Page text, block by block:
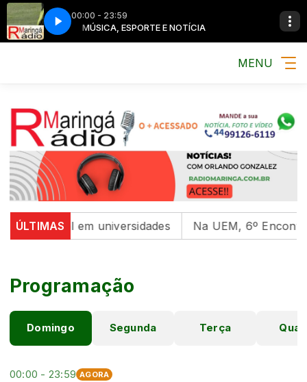
00:00 - 23:59
MÚSICA, ESPORTE E NOTÍCIA
MENU
ÚLTIMAS
mental em universidades Na UEM, 6º
Programação
Domingo Segunda Terça
00:00 - 23:59 AGORA